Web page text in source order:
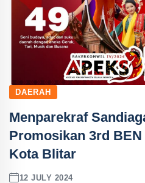
DAERAH
Menparekraf
Promosikan 3rd
Kota Blitar
12 JULY 2024